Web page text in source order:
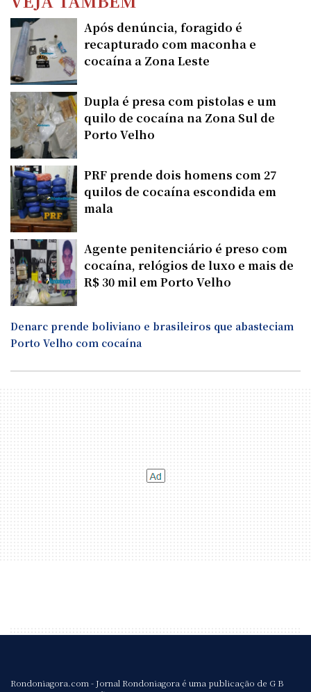
Após denúncia, foragido é
recapturado com maconha e
cocaína a Zona Leste
Dupla é presa com pistolas e um
quilo de cocaína na Zona Sul de
Porto Velho
PRF prende dois homens com 27
quilos de cocaína escondida em
mala
Agente penitenciário é preso com
cocaína, relógios de luxo e mais de
R$ 30 mil em Porto Velho
Denarc prende boliviano e brasileiros que abasteciam
Porto Velho com cocaína
Rondoniagora.com - Jornal Rondoniagora é uma publicação de G B